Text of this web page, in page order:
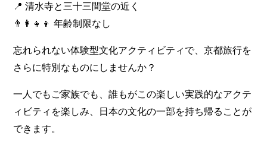
📍 清水寺と三十三間堂の近く
👨‍👩‍👧‍👦 年齢制限なし
忘れられない体験型文化アクティビティで、京都旅行を
さらに特別なものにしませんか？
一人でもご家族でも、誰もがこの楽しい実践的なアクテ
ィビティを楽しみ、日本の文化の一部を持ち帰ることが
できます。